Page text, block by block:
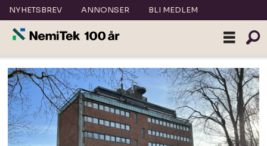
NYHETSBREV ANNONSER BLI MEDLEM